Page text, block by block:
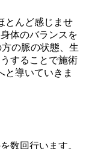
とんど感じませ
体のバランスを
の脈の状態、生
することで施術
と導いていきま
数回行います。